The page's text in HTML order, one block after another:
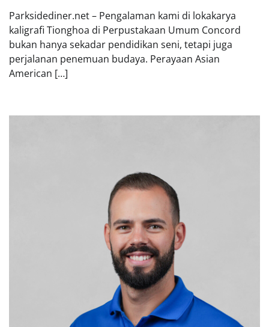
Parksidediner.net – Pengalaman kami di lokakarya
kaligrafi Tionghoa di Perpustakaan Umum Concord
bukan hanya sekadar pendidikan seni, tetapi juga
perjalanan penemuan budaya. Perayaan Asian
American […]